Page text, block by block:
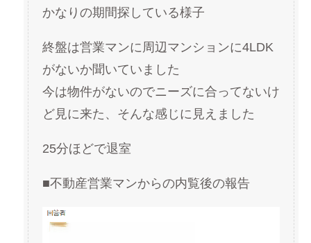
かなりの期間探している様子
終盤は営業マンに周辺マンションに4LDK
がないか聞いていました
今は物件がないのでニーズに合ってないけ
ど見に来た、そんな感じに見えました
25分ほどで退室
■不動産営業マンからの内覧後の報告